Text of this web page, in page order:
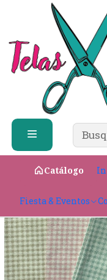
Catálogo
Fiesta & Eventos
✨ ¿Cómo
Telas para
Tejido Plano
Crea